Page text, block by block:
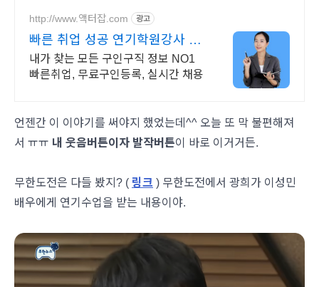
http://www.액터잡.com 광고
빠른 취업 성공 연기학원강사 스
텝모집,연기자,영화배우,
내가 찾는 모든 구인구직 정보 NO1
빠른취업, 무료구인등록, 실시간 채용
언젠간 이 이야기를 써야지 했었는데^^ 오늘 또 막 불편해져
서 ㅠㅠ 내 웃음버튼이자 발작버튼이 바로 이거거든.
무한도전은 다들 봤지? ( 링크 ) 무한도전에서 광희가 이성민
배우에게 연기수업을 받는 내용이야.